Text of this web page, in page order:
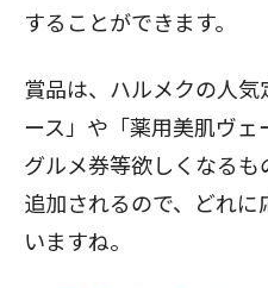
することができます。
賞品は、ハルメクの人
ース」や「薬用美肌ヴェ
グルメ券等欲しくなる
追加されるので、どれ
いますね。